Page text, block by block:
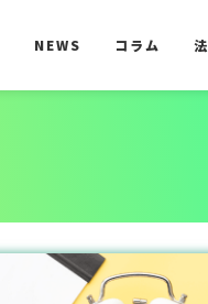
NEWS
コラム